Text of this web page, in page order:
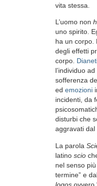
vita stessa.
L’uomo non
uno spirito.
ha un corpo.
degli effetti
corpo.
l’individuo
sofferenza
ed emozioni
incidenti, da
disturbi che
aggravati dal
La parola
latino scio
nel senso
termine” e
logos ovvero